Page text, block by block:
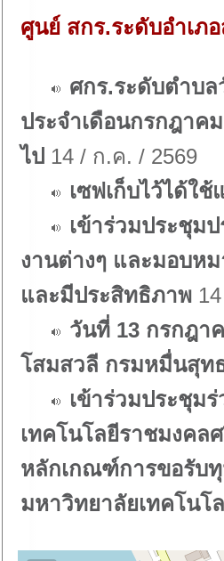
ศูนย์ สกร.ระดับอำเภ
ศกร.ระดับตำบ
ประจำเดือนกรกฎาค
ไป 14 / ก.ค. / 2569
เซฟเก็บไว้ได้ใ
เข้าร่วมประชุม
งานต่างๆ และมอบห
และมีประสิทธิภาพ
วันที่ 13 กรกฎา
โสมสวลี กรมหมื่นสุท
เข้าร่วมประชุม
เทคโนโลยีราชมงค
หลักเกณฑ์การขอรับ
มหาวิทยาลัยเทคโนโ